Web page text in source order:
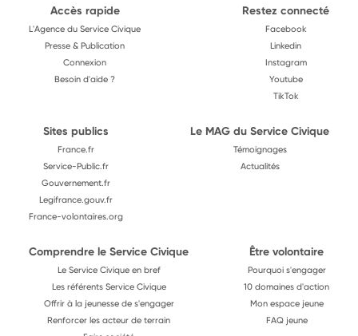
Accès rapide
L'Agence du Service Civique
Presse & Publication
Connexion
Besoin d'aide ?
Restez connecté
Facebook
Linkedin
Instagram
Youtube
TikTok
Sites publics
France.fr
Service-Public.fr
Gouvernement.fr
Legifrance.gouv.fr
France-volontaires.org
Le MAG du Service Civique
Témoignages
Actualités
Comprendre le Service Civique
Le Service Civique en bref
Les référents Service Civique
Offrir à la jeunesse de s'engager
Renforcer les acteur de terrain
Être volontaire
Pourquoi s'engager
10 domaines d'action
Mon espace jeune
FAQ jeune